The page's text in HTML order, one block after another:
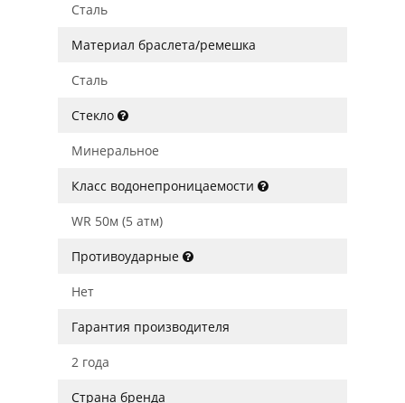
Сталь
Материал браслета/ремешка
Сталь
Стекло
Минеральное
Класс водонепроницаемости
WR 50м (5 атм)
Противоударные
Нет
Гарантия производителя
2 года
Страна бренда